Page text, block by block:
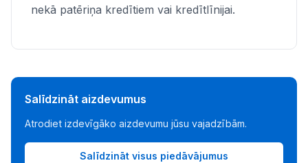
nekā patēriņa kredītiem vai kredītlīnijai.
Salīdzināt aizdevumus
Atrodiet izdevīgāko aizdevumu jūsu vajadzībām.
Salīdzināt visus piedāvājumus